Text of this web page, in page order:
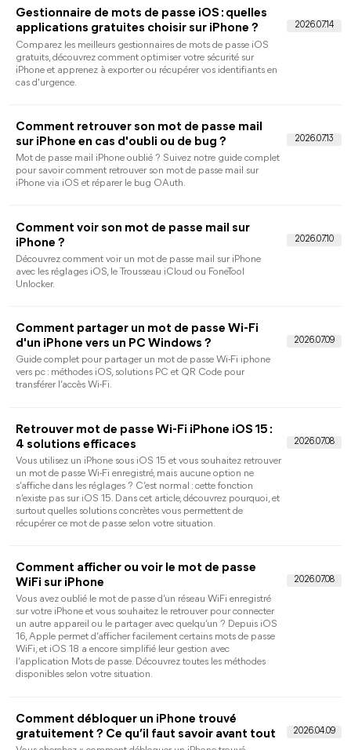
grâce aux clés d'accès du Trousseau iOS ou via un utilitaire PC
sécurisé.
Comment vérifier son identifiant Apple sur
iPhone via les réglages officiels et réagir si un compte inconnu
apparaît.
comment l’afficher sur iPhone, iPad et Mac
Affichez les mots de passe du trousseau iCloud, activez la
synchronisation et modifiez-les sans risquer votre compte
Apple.
Voir mot de passe Safari iPhone : comment
retrouver un mot de passe enregistré ?
Découvrez comment voir un mot de passe Safari sur iPhone ou
iPad, retrouver vos identifiants enregistrés et gérer vos mots de
Gestionnaire de mots de passe iOS : quelles
applications gratuites choisir sur iPhone ?
Comparez les meilleurs gestionnaires de mots de passe iOS
gratuits, découvrez comment optimiser votre sécurité sur
iPhone et apprenez à exporter ou récupérer vos identifiants en
Comment retrouver son mot de passe mail
sur iPhone en cas d'oubli ou de bug ?
Mot de passe mail iPhone oublié ? Suivez notre guide complet
pour savoir comment retrouver son mot de passe mail sur
iPhone via iOS et réparer le bug OAuth.
Comment voir son mot de passe mail sur
iPhone ?